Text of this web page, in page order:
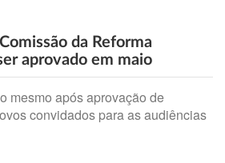
da Reforma
aprovado em maio
mesmo após aprovação de
convidados para as audiências